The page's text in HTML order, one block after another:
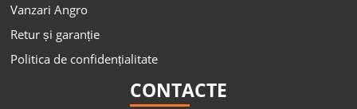
Vanzari Angro
Retur și garanție
Politica de confidențialitate
CONTACTE